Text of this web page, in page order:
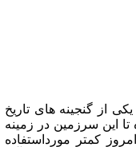
از گنجینه های تاریخ
این سرزمین در زمینه
کمتر مورداستفاده